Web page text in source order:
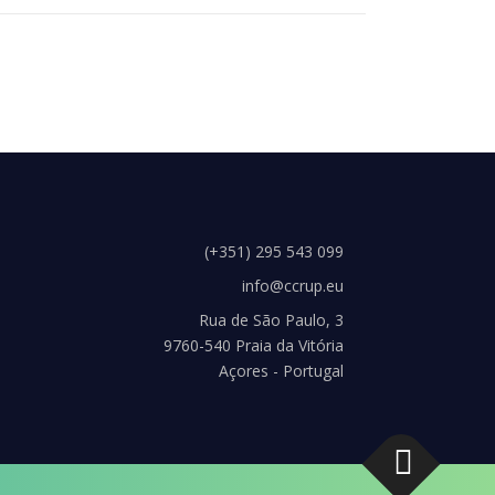
(+351) 295 543 099
info@ccrup.eu
Rua de São Paulo, 3
9760-540 Praia da Vitória
Açores - Portugal